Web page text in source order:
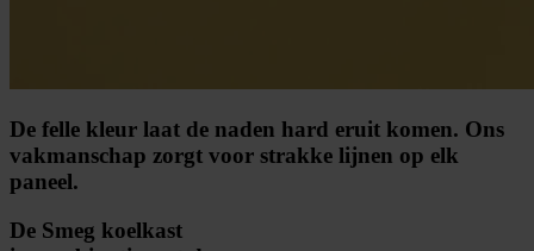
De felle kleur laat de naden hard eruit komen. Ons
vakmanschap zorgt voor strakke lijnen op elk
paneel.
De Smeg koelkast